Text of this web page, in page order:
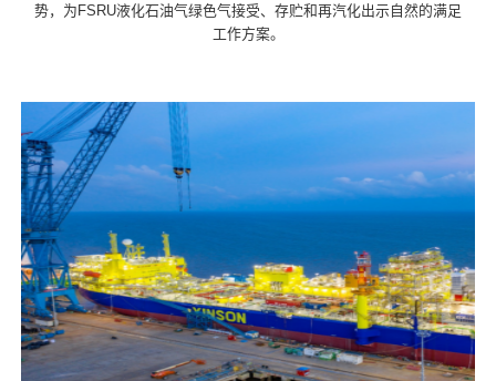
势，为FSRU液化石油气绿色气接受、存贮和再汽化出示自然的满足
工作方案。